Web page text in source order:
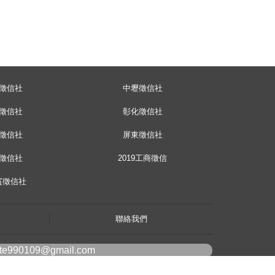
信社 中壢徵信社
信社 彰化徵信社
信社 屏東徵信社
信社 2019工商徵信
徵信社
聯絡我們